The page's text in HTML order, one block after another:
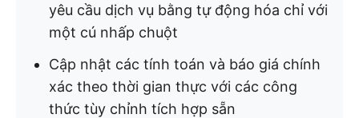
yêu cầu dịch vụ bằng tự động hóa chỉ với
một cú nhấp chuột
Cập nhật các tính toán và báo giá chính
xác theo thời gian thực với các công
thức tùy chỉnh tích hợp sẵn